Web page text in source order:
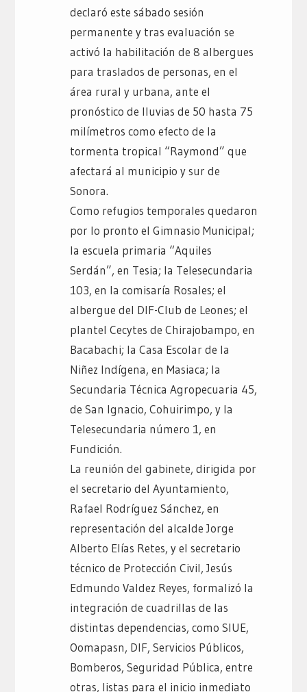
declaró este sábado sesión
permanente y tras evaluación se
activó la habilitación de 8 albergues
para traslados de personas, en el
área rural y urbana, ante el
pronóstico de lluvias de 50 hasta 75
milímetros como efecto de la
tormenta tropical “Raymond” que
afectará al municipio y sur de
Sonora.
Como refugios temporales quedaron
por lo pronto el Gimnasio Municipal;
la escuela primaria “Aquiles
Serdán”, en Tesia; la Telesecundaria
103, en la comisaría Rosales; el
albergue del DIF-Club de Leones; el
plantel Cecytes de Chirajobampo, en
Bacabachi; la Casa Escolar de la
Niñez Indígena, en Masiaca; la
Secundaria Técnica Agropecuaria 45,
de San Ignacio, Cohuirimpo, y la
Telesecundaria número 1, en
Fundición.
La reunión del gabinete, dirigida por
el secretario del Ayuntamiento,
Rafael Rodríguez Sánchez, en
representación del alcalde Jorge
Alberto Elías Retes, y el secretario
técnico de Protección Civil, Jesús
Edmundo Valdez Reyes, formalizó la
integración de cuadrillas de las
distintas dependencias, como SIUE,
Oomapasn, DIF, Servicios Públicos,
Bomberos, Seguridad Pública, entre
otras, listas para el inicio inmediato